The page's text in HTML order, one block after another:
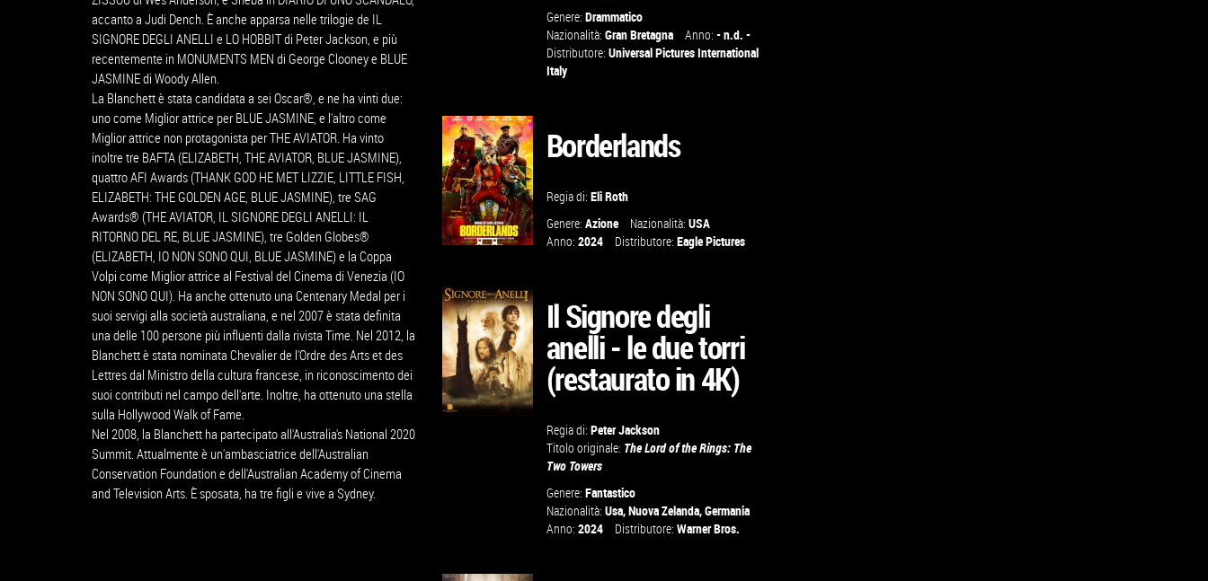
accanto a Judi Dench. È anche apparsa nelle trilogie de IL
SIGNORE DEGLI ANELLI e LO HOBBIT di Peter Jackson, e più
recentemente in MONUMENTS MEN di George Clooney e BLUE
JASMINE di Woody Allen.
La Blanchett è stata candidata a sei Oscar®, e ne ha vinti due:
uno come Miglior attrice per BLUE JASMINE, e l'altro come
Miglior attrice non protagonista per THE AVIATOR. Ha vinto
inoltre tre BAFTA (ELIZABETH, THE AVIATOR, BLUE JASMINE),
quattro AFI Awards (THANK GOD HE MET LIZZIE, LITTLE FISH,
ELIZABETH: THE GOLDEN AGE, BLUE JASMINE), tre SAG
Awards® (THE AVIATOR, IL SIGNORE DEGLI ANELLI: IL
RITORNO DEL RE, BLUE JASMINE), tre Golden Globes®
(ELIZABETH, IO NON SONO QUI, BLUE JASMINE) e la Coppa
Volpi come Miglior attrice al Festival del Cinema di Venezia (IO
NON SONO QUI). Ha anche ottenuto una Centenary Medal per i
suoi servigi alla società australiana, e nel 2007 è stata definita
una delle 100 persone più influenti dalla rivista Time. Nel 2012, la
Blanchett è stata nominata Chevalier de l'Ordre des Arts et des
Lettres dal Ministro della cultura francese, in riconoscimento dei
suoi contributi nel campo dell'arte. Inoltre, ha ottenuto una stella
sulla Hollywood Walk of Fame.
Nel 2008, la Blanchett ha partecipato all'Australia's National 2020
Summit. Attualmente è un'ambasciatrice dell'Australian
Conservation Foundation e dell'Australian Academy of Cinema
and Television Arts. È sposata, ha tre figli e vive a Sydney.
SCHEDA
Genere: Drammatico
Nazionalità: Gran Bretagna Anno: - n.d. -
Distributore: Universal Pictures International
Italy
TRAILER
VAI ALLA
SCHEDA
Borderlands
Regia di: Eli Roth
Genere: Azione Nazionalità: USA
Anno: 2024 Distributore: Eagle Pictures
Il Signore degli
anelli - le due torri
(restaurato in 4K)
Regia di: Peter Jackson
Titolo originale: The Lord of the Rings: The
Two Towers
Genere: Fantastico
Nazionalità: Usa, Nuova Zelanda, Germania
Anno: 2024 Distributore: Warner Bros.